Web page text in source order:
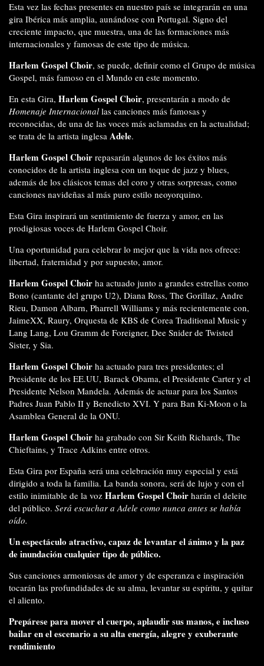
Esta vez las fechas presentes en nuestro país se integrarán en una
gira Ibérica más amplia, aunándose con Portugal. Signo del
creciente impacto, que muestra, una de las formaciones más
internacionales y famosas de este tipo de música.
Harlem Gospel Choir, se puede, definir como el Grupo de música
Gospel, más famoso en el Mundo en este momento.
En esta Gira, Harlem Gospel Choir, presentarán a modo de
Homenaje Internacional las canciones más famosas y
reconocidas, de una de las voces más aclamadas en la actualidad;
se trata de la artista inglesa Adele.
Harlem Gospel Choir repasarán algunos de los éxitos más
conocidos de la artista inglesa con un toque de jazz y blues,
además de los clásicos temas del coro y otras sorpresas, como
canciones navideñas al más puro estilo neoyorquino.
Esta Gira inspirará un sentimiento de fuerza y amor, en las
prodigiosas voces de Harlem Gospel Choir.
Una oportunidad para celebrar lo mejor que la vida nos ofrece:
libertad, fraternidad y por supuesto, amor.
Harlem Gospel Choir ha actuado junto a grandes estrellas como
Bono (cantante del grupo U2), Diana Ross, The Gorillaz, Andre
Rieu, Damon Albarn, Pharrell Williams y más recientemente con,
JaimeXX, Raury, Orquesta de KBS de Corea Traditional Music y
Lang Lang, Lou Gramm de Foreigner, Dee Snider de Twisted
Sister, y Sia.
Harlem Gospel Choir ha actuado para tres presidentes; el
Presidente de los EE.UU, Barack Obama, el Presidente Carter y el
Presidente Nelson Mandela. Además de actuar para los Santos
Padres Juan Pablo II y Benedicto XVI. Y para Ban Ki-Moon o la
Asamblea General de la ONU.
Harlem Gospel Choir ha grabado con Sir Keith Richards, The
Chieftains, y Trace Adkins entre otros.
Esta Gira por España será una celebración muy especial y está
dirigido a toda la familia. La banda sonora, será de lujo y con el
estilo inimitable de la voz Harlem Gospel Choir harán el deleite
del público. Será escuchar a Adele como nunca antes se había
oído.
Un espectáculo atractivo, capaz de levantar el ánimo y la paz
de inundación cualquier tipo de público.
Sus canciones armoniosas de amor y de esperanza e inspiración
tocarán las profundidades de su alma, levantar su espíritu, y quitar
el aliento.
Prepárese para mover el cuerpo, aplaudir sus manos, e incluso
bailar en el escenario a su alta energía, alegre y exuberante
rendimiento